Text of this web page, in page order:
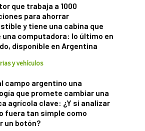
que trabaja a 1000
para ahorrar
y tiene una cabina que
una computadora: lo último en
disponible en Argentina
y vehículos
campo argentino una
que promete cambiar una
agrícola clave: ¿Y si analizar
fuera tan simple como
un botón?